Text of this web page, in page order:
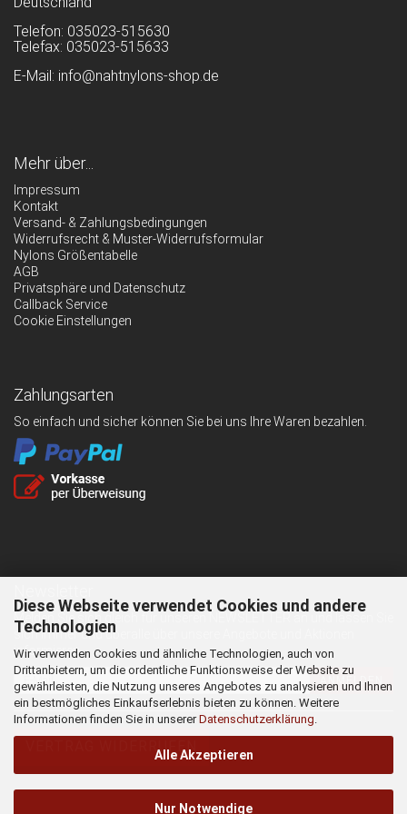
Diese Webseite verwendet Cookies und andere
Technologien
Wir verwenden Cookies und ähnliche Technologien, auch von
Drittanbietern, um die ordentliche Funktionsweise der Website zu
gewährleisten, die Nutzung unseres Angebotes zu analysieren und Ihnen
ein bestmögliches Einkaufserlebnis bieten zu können. Weitere
Informationen finden Sie in unsererDatenschutzerklärung
Alle Akzeptieren
Nur Notwendige
Telefon: 035023-515630
Telefax: 035023-515633
E-Mail: info@nahtnylons-shop.de
Mehr über...
Impressum
Kontakt
Versand- & Zahlungsbedingungen
Widerrufsrecht & Muster-Widerrufsformular
Nylons Größentabelle
AGB
Privatsphäre und Datenschutz
Callback Service
Cookie Einstellungen
Zahlungsarten
So einfach und sicher können Sie bei uns Ihre Waren bezahlen.
Melden Sie sich gleich für unseren NEWSLETTER an und lassen Sie
sich immer und überalle über unsere Angebote und Aktionen
informieren.
ANMELDEN
VERTRAG WIDERRUFEN